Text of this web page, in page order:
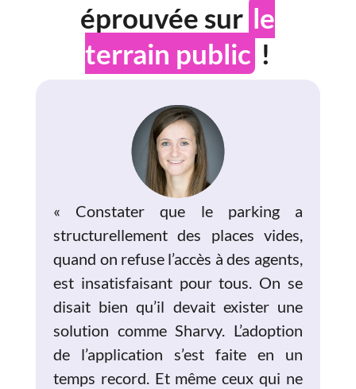
éprouvée sur le
terrain public !
« Constater que le parking a
structurellement des places vides,
quand on refuse l’accès à des agents,
est insatisfaisant pour tous. On se
disait bien qu’il devait exister une
solution comme Sharvy. L’adoption
de l’application s’est faite en un
temps record. Et même ceux qui ne